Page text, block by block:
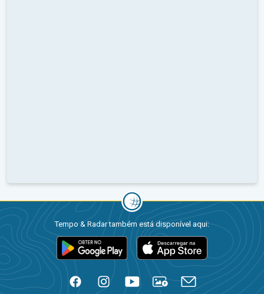
Tempo & Radar também está disponível aqui: